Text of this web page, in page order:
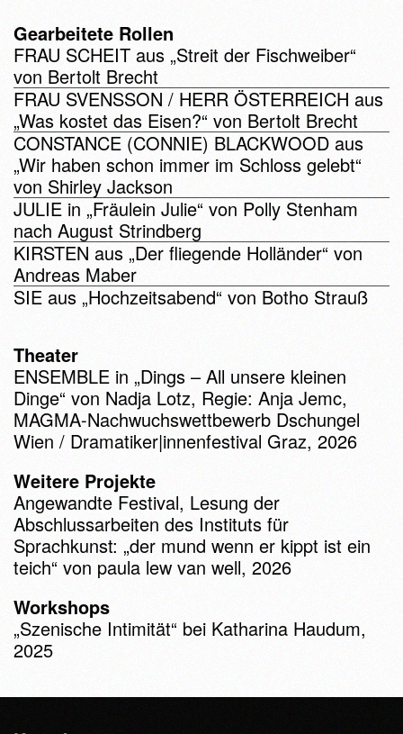
Gearbeitete Rollen
FRAU SCHEIT aus „Streit der Fischweiber“
von Bertolt Brecht
FRAU SVENSSON / HERR ÖSTERREICH aus
„Was kostet das Eisen?“ von Bertolt Brecht
CONSTANCE (CONNIE) BLACKWOOD aus
„Wir haben schon immer im Schloss gelebt“
von Shirley Jackson
JULIE in „Fräulein Julie“ von Polly Stenham
nach August Strindberg
KIRSTEN aus „Der fliegende Holländer“ von
Andreas Maber
SIE aus „Hochzeitsabend“ von Botho Strauß
Theater
ENSEMBLE in „Dings – All unsere kleinen
Dinge“ von Nadja Lotz, Regie: Anja Jemc,
MAGMA-Nachwuchswettbewerb Dschungel
Wien / Dramatiker|innenfestival Graz, 2026
Weitere Projekte
Angewandte Festival, Lesung der
Abschlussarbeiten des Instituts für
Sprachkunst: „der mund wenn er kippt ist ein
teich“ von paula lew van well, 2026
Workshops
„Szenische Intimität“ bei Katharina Haudum,
2025